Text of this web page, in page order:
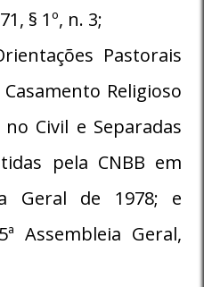
§ 1º, n. 3;
Pastorais
Religioso
no Civil e Separadas
pela CNBB em
Geral de 1978; e
Assembleia Geral,